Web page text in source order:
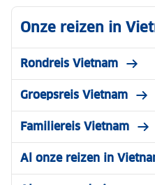
Onze reizen in
Rondreis Vietnam
Groepsreis Vietnam
Familiereis Vietnam
Al onze reizen in